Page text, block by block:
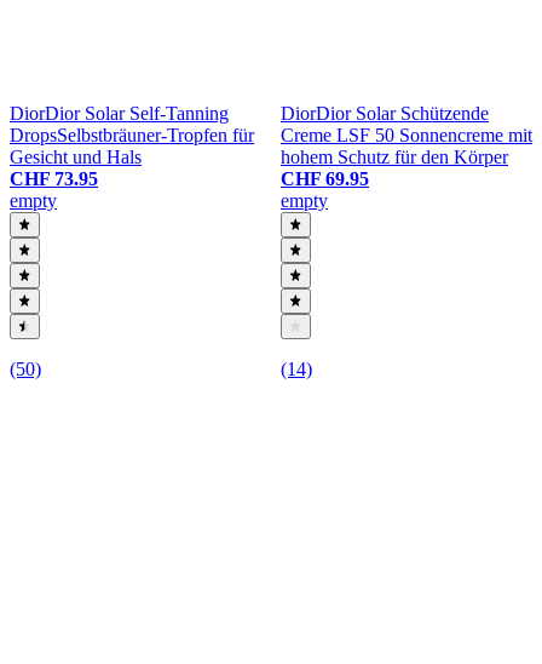
DiorDior Solar Self-Tanning
DropsSelbstbräuner-Tropfen für
Gesicht und Hals
CHF 73.95
empty
(50)
DiorDior Solar Schützende
Creme LSF 50 Sonnencreme mit
hohem Schutz für den Körper
CHF 69.95
empty
(14)